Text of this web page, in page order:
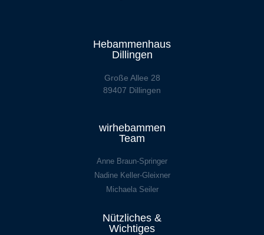
Hebammenhaus
Dillingen
Große Allee 28
89407 Dillingen
wirhebammen
Team
Anne Braun-Springer
Nadine Keller-Gleixner
Michaela Seiler
Nützliches &
Wichtiges